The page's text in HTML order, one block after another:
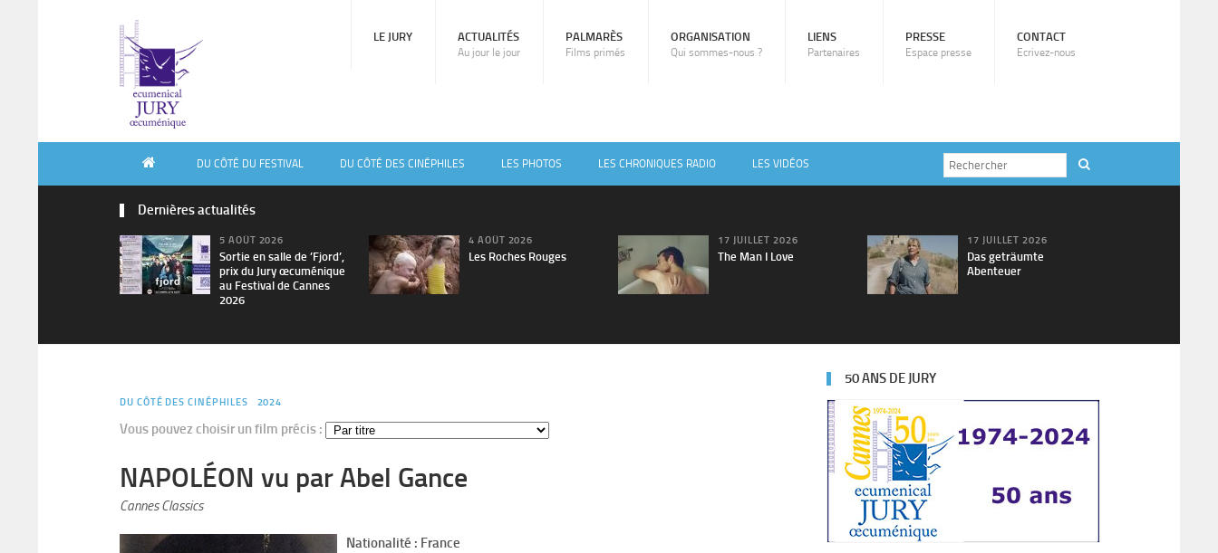
LE JURY ACTUALITÉS
Au jour le jour
PALMARÈS
Films primés
ORGANISATION
Qui sommes-nous ?
LIENS
Partenaires
PRESSE
Espace presse
CONTACT
Ecrivez-nous
DU CÔTÉ DU FESTIVAL DU CÔTÉ DES CINÉPHILES LES PHOTOS LES CHRONIQUES RADIO LES VIDÉOS
Dernières actualités
5 AOÛT 2026
Sortie en salle de ’Fjord’,
prix du Jury œcuménique
au Festival de Cannes
2026
4 AOÛT 2026
Les Roches Rouges
17 JUILLET 2026
The Man I Love
17 JUILLET 2026
Das geträumte
Abenteuer
DU CÔTÉ DES CINÉPHILES 2024
Vous pouvez choisir un film précis :
NAPOLÉON vu par Abel Gance
Cannes Classics
Nationalité : France
50 ANS DE JURY